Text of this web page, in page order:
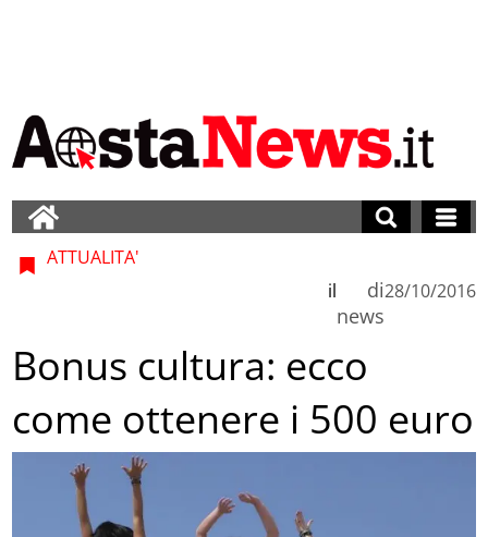
ATTUALITA'
di
news
il 28/10/2016
Bonus cultura: ecco
come ottenere i 500 euro